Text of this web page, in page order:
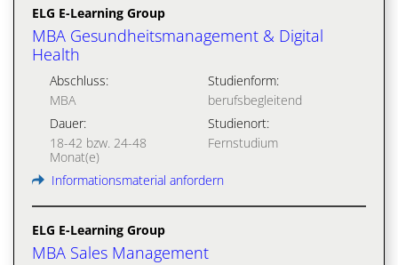
ELG E-Learning Group
MBA Gesundheitsmanagement & Digital
Health
Abschluss:
MBA
Studienform:
berufsbegleitend
Dauer:
18-42 bzw. 24-48
Monat(e)
Studienort:
Fernstudium
Informationsmaterial anfordern
ELG E-Learning Group
MBA Sales Management